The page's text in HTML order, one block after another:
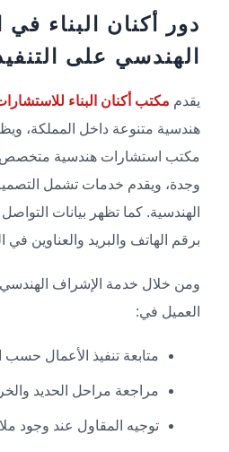
دور أكنان البناء
الهندسي على
يقدم مكتب أكنان البناء
هندسية متنوعة داخل المملكة،
مكتب استشارات هندسية
وجدة، ويقدم خدمات تشمل
الهندسية. كما تظهر بيانات
برقم الهاتف والبريد والعناوين
ومن خلال خدمة الإشراف
العميل في:
متابعة تنفيذ الأعمال
مراجعة مراحل الحديد
توجيه المقاول عند وجود